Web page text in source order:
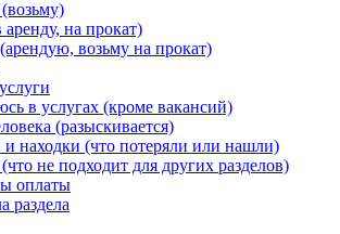
аренду, на прокат)
возьму на прокат)
в услугах (кроме вакансий)
(разыскивается)
и находки (что потеряли или нашли)
не подходит для других разделов)
оплаты
раздела